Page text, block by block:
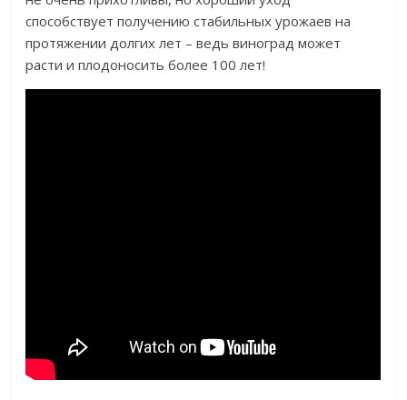
способствует получению стабильных урожаев на
протяжении долгих лет – ведь виноград может
расти и плодоносить более 100 лет!